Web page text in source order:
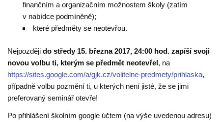
finančním a organizačním možnostem školy (zatím
v nabídce podmíněně);
které předměty se neotevřou.
Nejpozdějido středy 15. března 2017, 24:00 hod. zapíší svoji
novou volbu ti, kterým se předmět neotevřel, na
https://sites.google.com/a/gjk.cz/volitelne-predmety/prihlaska,
případně volbu pozmění ti, u kterých není jisté, že se jimi
preferovaný seminář otevře!
Po přihlášení školním google účtem (na výše uvedenou adresu)